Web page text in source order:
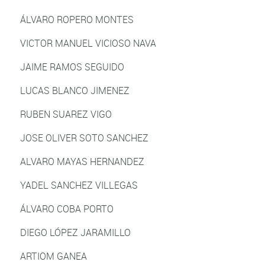
ÁLVARO ROPERO MONTES
VICTOR MANUEL VICIOSO NAVA
JAIME RAMOS SEGUIDO
LUCAS BLANCO JIMENEZ
RUBEN SUAREZ VIGO
JOSE OLIVER SOTO SANCHEZ
ALVARO MAYAS HERNANDEZ
YADEL SANCHEZ VILLEGAS
ÁLVARO COBA PORTO
DIEGO LÓPEZ JARAMILLO
ARTIOM GANEA